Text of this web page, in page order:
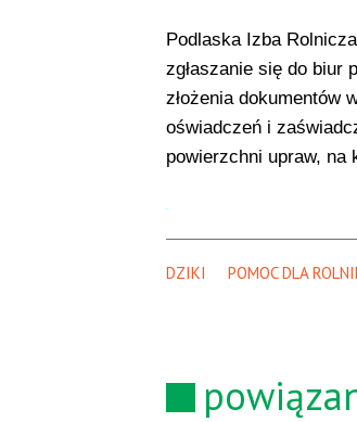
Podlaska Izba
zgłaszanie się do biur
złożenia dokumentów
oświadczeń i
powierzchni upraw, na
DZIKI POMOC DLA